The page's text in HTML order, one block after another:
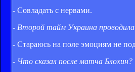
- Совладать с нервами.
- Второй тайм Украина проводила
- Стараюсь на поле эмоциям не
- Что сказал после матча Блохин?